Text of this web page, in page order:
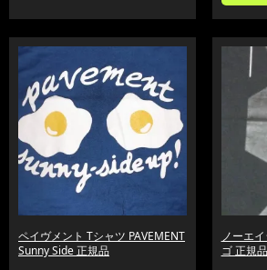
ペイヴメント Tシャツ PAVEMENT
Sunny Side 正規品
ノーエ
ゴ 正規品